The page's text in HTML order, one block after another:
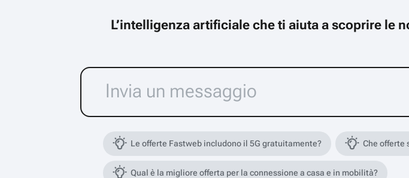
L’intelligenza artificiale che ti aiuta a scoprire le
Le offerte Fastweb includono il 5G gratuitamente? Che offerte
Qual è la migliore offerta per la connessione a casa e in mobilità?